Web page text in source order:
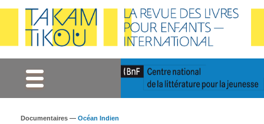
Documentaires — Océan Indien